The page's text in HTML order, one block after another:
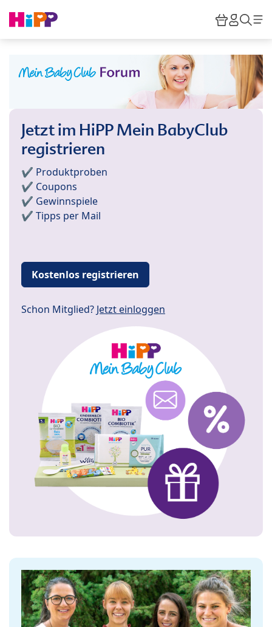
HiPP
Jetzt im HiPP Mein BabyClub
registrieren
✔️ Produktproben
✔️ Coupons
✔️ Gewinnspiele
✔️ Tipps per Mail
Kostenlos registrieren
Schon Mitglied? Jetzt einloggen